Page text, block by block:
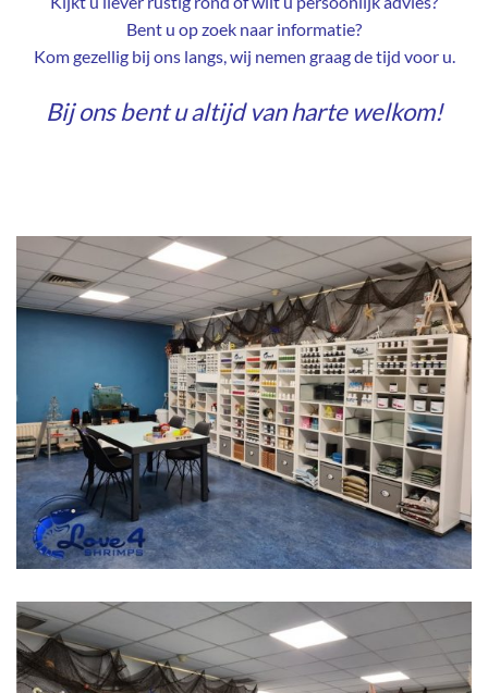
Bent u op zoek naar informatie?
Kom gezellig bij ons langs, wij nemen graag de tijd voor u.
Bij ons bent u altijd van harte welkom!